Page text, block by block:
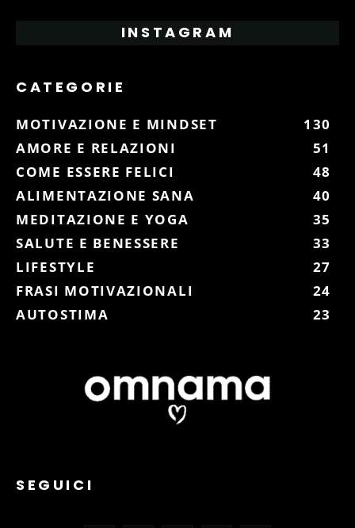
INSTAGRAM
CATEGORIE
MOTIVAZIONE E MINDSET
130
AMORE E RELAZIONI
51
COME ESSERE FELICI
48
ALIMENTAZIONE SANA
40
MEDITAZIONE E YOGA
35
SALUTE E BENESSERE
33
LIFESTYLE
27
FRASI MOTIVAZIONALI
24
AUTOSTIMA
23
SEGUICI